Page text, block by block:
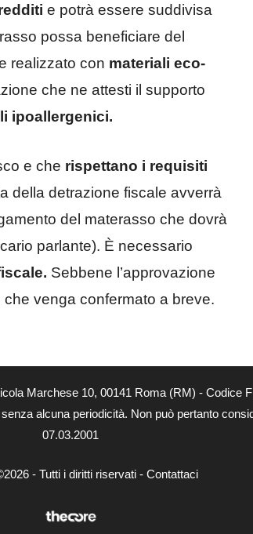
e potrà essere suddivisa
possa beneficiare del
realizzato con materiali eco-
che ne attesti il supporto
ipoallergenici.
e che rispettano i requisiti
della detrazione fiscale avverrà
del materasso che dovrà
parlante). È necessario
Sebbene l’approvazione
venga confermato a breve.
Marchese 10, 00141 Roma (RM) - Codice
alcuna periodicità. Non può pertanto
07.03.2001
- Tutti i diritti riservati - Contattaci